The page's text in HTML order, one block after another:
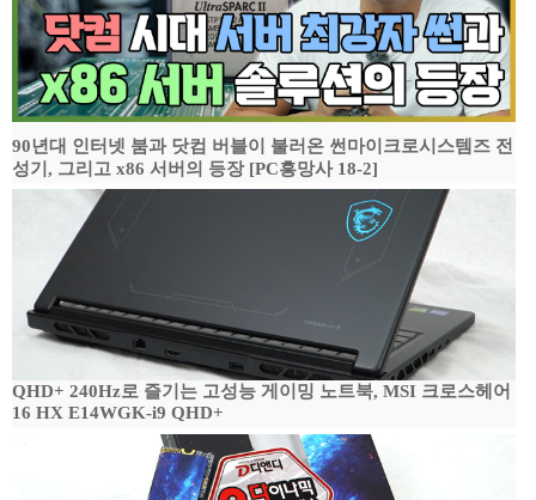
90년대 인터넷 붐과 닷컴 버블이 불러온 썬마이크로시스템즈 전
성기, 그리고 x86 서버의 등장 [PC흥망사 18-2]
QHD+ 240Hz로 즐기는 고성능 게이밍 노트북, MSI 크로스헤어
16 HX E14WGK-i9 QHD+